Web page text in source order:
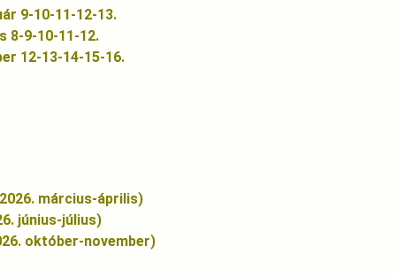
11-12-13.
11-12.
14-15-16.
április)
július)
november)